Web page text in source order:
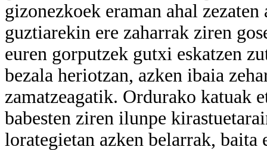
gizonezkoek eraman ahal
guztiarekin ere zaharrak ziren
euren gorputzek gutxi eskatzen
bezala heriotzan, azken ibaia
zamatzeagatik. Ordurako katuak
babesten ziren ilunpe
lorategietan azken belarrak, baita